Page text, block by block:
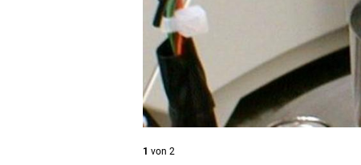
1 von 2